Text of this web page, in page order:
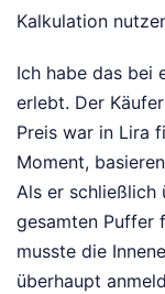
Kalkulation
Ich habe das bei
erlebt. Der
Preis war in Lira
Moment,
Als er schließlich
gesamten Puffer
musste die
überhaupt